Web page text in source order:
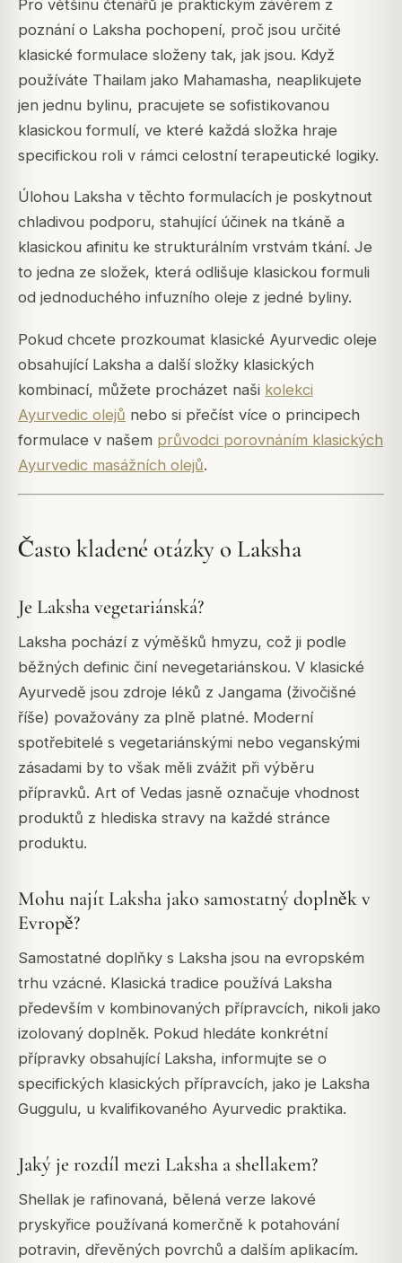
Pro většinu čtenářů je praktickým závěrem z
poznání o Laksha pochopení, proč jsou určité
klasické formulace složeny tak, jak jsou. Když
používáte Thailam jako Mahamasha, neaplikujete
jen jednu bylinu, pracujete se sofistikovanou
klasickou formulí, ve které každá složka hraje
specifickou roli v rámci celostní terapeutické logiky.
Úlohou Laksha v těchto formulacích je poskytnout
chladivou podporu, stahující účinek na tkáně a
klasickou afinitu ke strukturálním vrstvám tkání. Je
to jedna ze složek, která odlišuje klasickou formuli
od jednoduchého infuzního oleje z jedné byliny.
Pokud chcete prozkoumat klasické Ayurvedic oleje
obsahující Laksha a další složky klasických
kombinací, můžete procházet naši kolekci
Ayurvedic olejů nebo si přečíst více o principech
formulace v našem průvodci porovnáním klasických
Ayurvedic masážních olejů.
Často kladené otázky o Laksha
Je Laksha vegetariánská?
Laksha pochází z výměšků hmyzu, což ji podle
běžných definic činí nevegetariánskou. V klasické
Ayurvedě jsou zdroje léků z Jangama (živočišné
říše) považovány za plně platné. Moderní
spotřebitelé s vegetariánskými nebo veganskými
zásadami by to však měli zvážit při výběru
přípravků. Art of Vedas jasně označuje vhodnost
produktů z hlediska stravy na každé stránce
produktu.
Mohu najít Laksha jako samostatný doplněk v
Evropě?
Samostatné doplňky s Laksha jsou na evropském
trhu vzácné. Klasická tradice používá Laksha
především v kombinovaných přípravcích, nikoli jako
izolovaný doplněk. Pokud hledáte konkrétní
přípravky obsahující Laksha, informujte se o
specifických klasických přípravcích, jako je Laksha
Guggulu, u kvalifikovaného Ayurvedic praktika.
Jaký je rozdíl mezi Laksha a shellakem?
Shellak je rafinovaná, bělená verze lakové
pryskyřice používaná komerčně k potahování
potravin, dřevěných povrchů a dalším aplikacím.